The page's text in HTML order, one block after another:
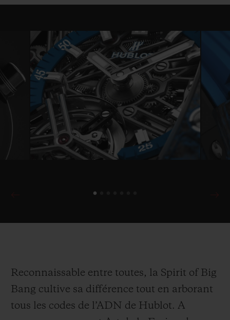
Reconnaissable entre toutes, la Spirit of Big
Bang cultive sa différence tout en arborant
tous les codes de l’ADN de Hublot. A